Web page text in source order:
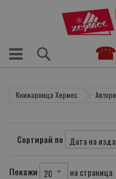
Книжарница Хермес Автори
Сортирай по
Покажи на страница